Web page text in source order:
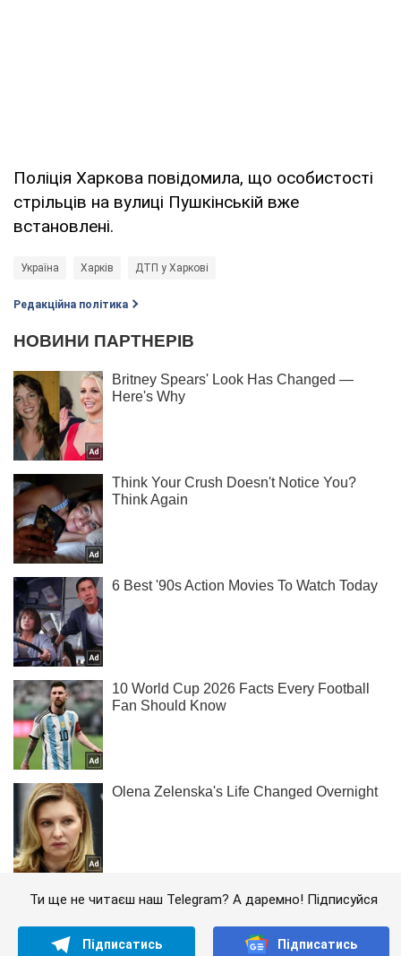
Поліція Харкова повідомила, що особистості
стрільців на вулиці Пушкінській вже
встановлені.
Україна Харків ДТП у Харкові
Редакційна політика
Ти ще не читаєш наш Telegram? А даремно! Підписуйся
Підписатись Підписатись